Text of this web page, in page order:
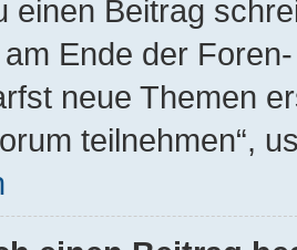
einen Beitrag
Ende der
neue Themen
teilnehmen“,